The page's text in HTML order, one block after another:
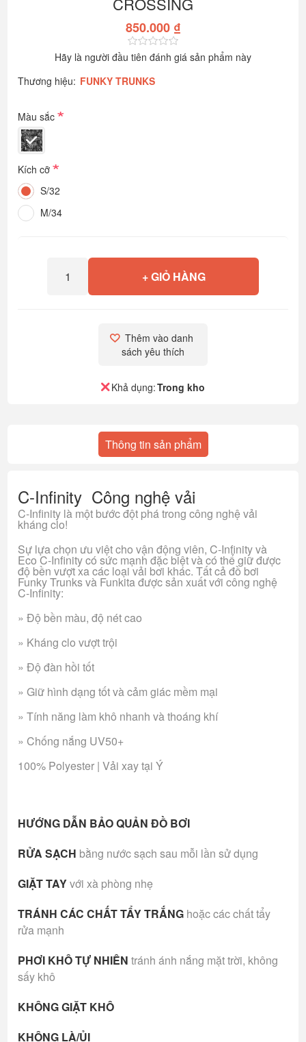
850.000 ₫
Hãy là người đầu tiên đánh giá sản phẩm này
Thương hiệu: FUNKY TRUNKS
Màu sắc*
Kích cỡ*
S/32
M/34
+ GIỎ HÀNG
Thêm vào danh
sách yêu thích
Khả dụng:Trong kho
Thông tin sản phẩm
C-Infinity Công nghệ vải
C-Infinity là một bước đột phá trong công nghệ vải
kháng clo!
Sự lựa chọn ưu việt cho vận động viên, C-Infinity và
Eco C-Infinity có sức mạnh đặc biệt và có thể giữ được
độ bền vượt xa các loại vải bơi khác. Tất cả đồ bơi
Funky Trunks và Funkita được sản xuất với công nghệ
C-Infinity:
» Độ bền màu, độ nét cao
» Kháng clo vượt trội
» Độ đàn hồi tốt
» Giữ hình dạng tốt và cảm giác mềm mại
» Tính năng làm khô nhanh và thoáng khí
» Chống nắng UV50+
100% Polyester | Vải xay tại Ý
HƯỚNG DẪN BẢO QUẢN ĐỒ BƠI
RỬA SẠCH bằng nước sạch sau mỗi lần sử dụng
GIẶT TAYvới xà phòng nhẹ
TRÁNH CÁC CHẤT TẨY TRẮNG hoặc các chất tẩy
rửa mạnh
PHƠI KHÔ TỰ NHIÊN tránh ánh nắng mặt trời, không
sấy khô
KHÔNG GIẶT KHÔ
KHÔNG LÀ/ỦI